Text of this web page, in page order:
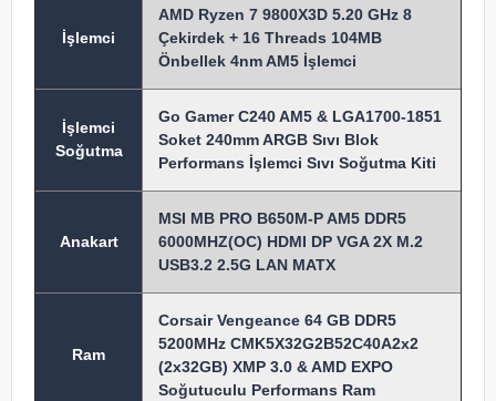
İşlemci
AMD Ryzen 7 9800X3D 5.20 GHz 8
Çekirdek + 16 Threads 104MB
Önbellek 4nm AM5 İşlemci
İşlemci
Soğutma
Go Gamer C240 AM5 & LGA1700-1851
Soket 240mm ARGB Sıvı Blok
Performans İşlemci Sıvı Soğutma Kiti
Anakart
MSI MB PRO B650M-P AM5 DDR5
6000MHZ(OC) HDMI DP VGA 2X M.2
USB3.2 2.5G LAN MATX
Ram
Corsair Vengeance 64 GB DDR5
5200MHz CMK5X32G2B52C40A2x2
(2x32GB) XMP 3.0 & AMD EXPO
Soğutuculu Performans Ram